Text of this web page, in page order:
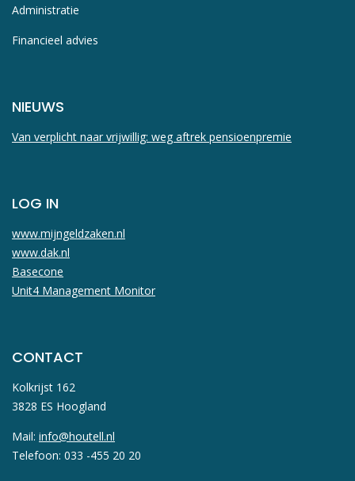
Administratie
Financieel advies
NIEUWS
Van verplicht naar vrijwillig: weg aftrek pensioenpremie
LOG IN
www.mijngeldzaken.nl
www.dak.nl
Basecone
Unit4 Management Monitor
CONTACT
Kolkrijst 162
3828 ES Hoogland
Mail: info@houtell.nl
Telefoon: 033 -455 20 20